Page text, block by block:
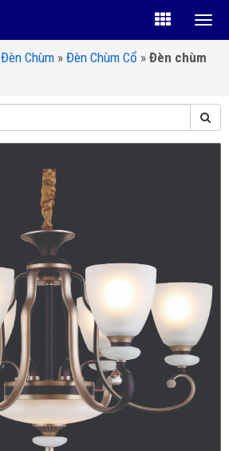
Đèn Chùm » Đèn Chùm Cổ » Đèn chùm